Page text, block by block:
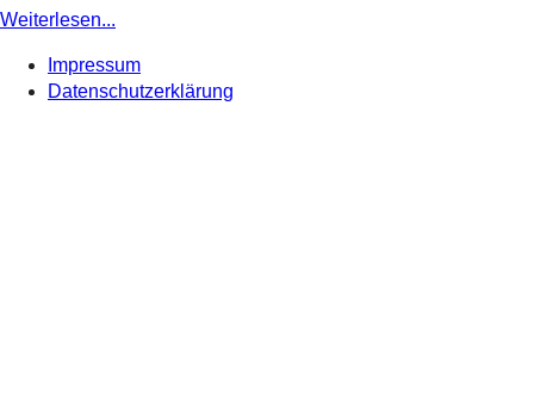
Weiterlesen...
Impressum
Datenschutzerklärung